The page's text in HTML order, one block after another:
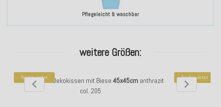
Pflegeleicht & waschbar
weitere Größen:
Top bewertet
H.O.C.K. Mali Dekokissen mit Biese 45x45cm anthrazit
col. 205
Top bewertet
H.O.C.K. Mali